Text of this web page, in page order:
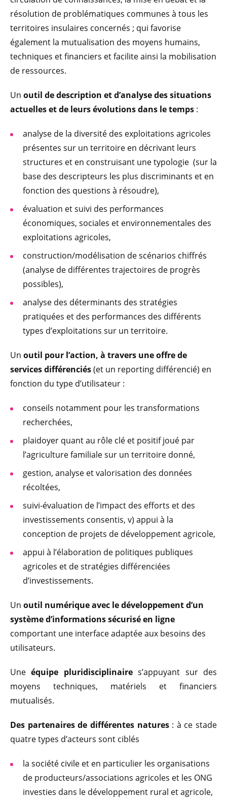
résolution de problématiques communes à tous les
territoires insulaires concernés ; qui favorise
également la mutualisation des moyens humains,
techniques et financiers et facilite ainsi la mobilisation
de ressources.
Un outil de description et d’analyse des situations
actuelles et de leurs évolutions dans le temps :
analyse de la diversité des exploitations agricoles
présentes sur un territoire en décrivant leurs
structures et en construisant une typologie (sur la
base des descripteurs les plus discriminants et en
fonction des questions à résoudre),
évaluation et suivi des performances
économiques, sociales et environnementales des
exploitations agricoles,
construction/modélisation de scénarios chiffrés
(analyse de différentes trajectoires de progrès
possibles),
analyse des déterminants des stratégies
pratiquées et des performances des différents
types d’exploitations sur un territoire.
Un outil pour l’action, à travers une offre de
services différenciés(et un reporting différencié) en
fonction du type d’utilisateur :
conseils notamment pour les transformations
recherchées,
plaidoyer quant au rôle clé et positif joué par
l’agriculture familiale sur un territoire donné,
gestion, analyse et valorisation des données
récoltées,
suivi-évaluation de l’impact des efforts et des
investissements consentis, v) appui à la
conception de projets de développement agricole,
appui à l’élaboration de politiques publiques
agricoles et de stratégies différenciées
d’investissements.
Un outil numérique avec le développement d’un
système d’informations sécurisé en ligne
comportant une interface adaptée aux besoins des
utilisateurs.
Uneéquipe pluridisciplinaires’appuyant sur des
moyens techniques, matériels et financiers
mutualisés.
Des partenaires de différentes natures: à ce stade
quatre types d’acteurs sont ciblés
la société civile et en particulier les organisations
de producteurs/associations agricoles et les ONG
investies dans le développement rural et agricole,